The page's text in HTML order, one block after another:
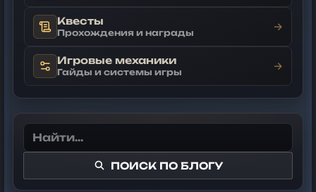
Квесты
Прохождения и награды →
Игровые механики
Гайды и системы игры →
ПОИСК ПО БЛОГУ